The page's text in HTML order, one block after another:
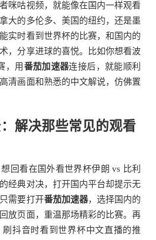
咪咕视频，就能像在国内一样观看
大的多伦多、美国的纽约，还是墨
实时看到世界杯的比赛，和国内的
，分享进球的喜悦。比如你想看波
，用番茄加速器连接后，就能顺利
清画面和熟悉的中文解说，仿佛置
解决那些常见的观看
回看在国外看世界杯伊朗 vs 比利
经典对决，打开国内平台却提示无
需要打开番茄加速器，选择国内的
放页面，重温那场精彩的比赛。再
刷抖音时看到世界杯中文直播的推